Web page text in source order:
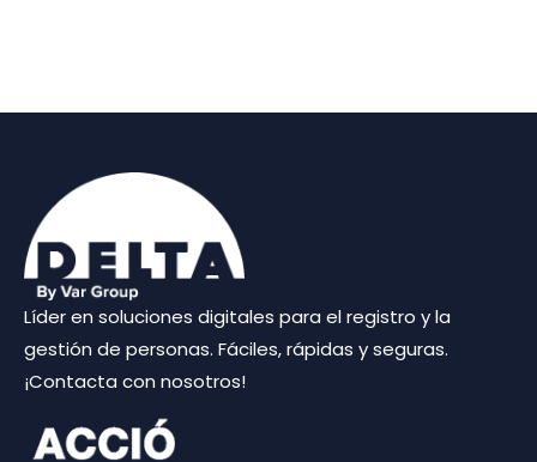
Líder en soluciones digitales para el registro y la
gestión de personas. Fáciles, rápidas y seguras.
¡Contacta con nosotros!